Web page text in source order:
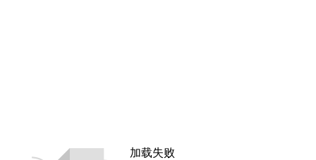
加载失败